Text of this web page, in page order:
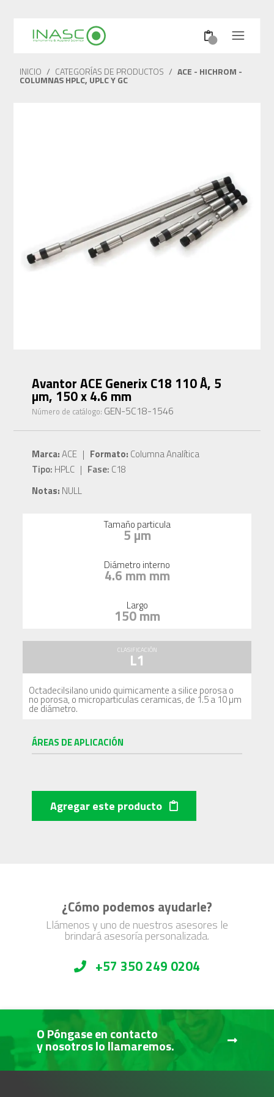
INICIO / CATEGORÍAS DE PRODUCTOS / ACE - HICHROM -
COLUMNAS HPLC, UPLC Y GC
Avantor ACE Generix C18 110 Å, 5
µm, 150 x 4.6 mm
Número de catálogo: GEN-5C18-1546
Marca:ACE | Formato: Columna Analítica
Tipo: HPLC | Fase: C18
Notas: NULL
Tamaño particula
5 µm
Diámetro interno
4.6 mm mm
Largo
150 mm
CLASIFICACIÓN
L1
Octadecilsilano unido quimicamente a silice porosa o
no porosa, o microparticulas ceramicas, de 1.5 a 10 µm
de diámetro.
ÁREAS DE APLICACIÓN
Agregar este producto
¿Cómo podemos ayudarle?
Llámenos y uno de nuestros asesores le
brindará asesoría personalizada.
+57 350 249 0204
O Póngase en contacto
y nosotros lo llamaremos.